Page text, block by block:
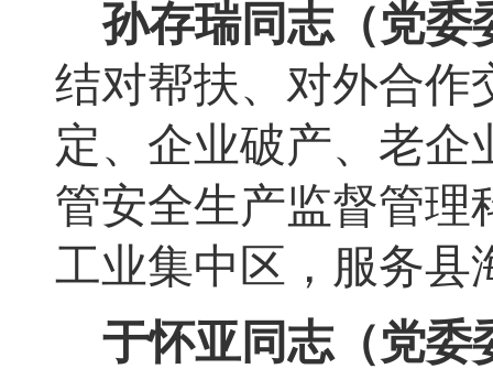
孙存瑞同志（党委
结对帮扶、 对外合作
定、企业破产、老企
管安全生产监督管理
工业集中区 ， 服务县
于怀亚同志（党委